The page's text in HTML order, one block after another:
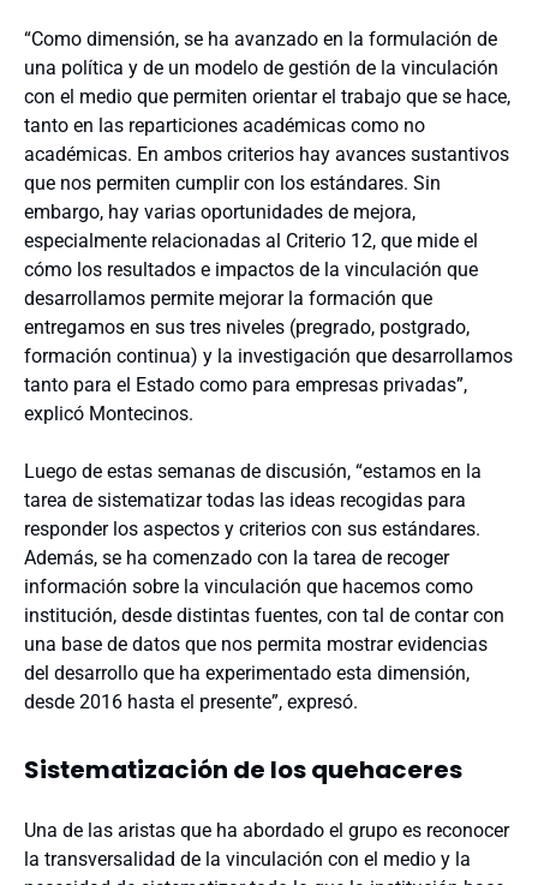
“Como dimensión, se ha avanzado en la formulación de
una política y de un modelo de gestión de la vinculación
con el medio que permiten orientar el trabajo que se hace,
tanto en las reparticiones académicas como no
académicas. En ambos criterios hay avances sustantivos
que nos permiten cumplir con los estándares. Sin
embargo, hay varias oportunidades de mejora,
especialmente relacionadas al Criterio 12, que mide el
cómo los resultados e impactos de la vinculación que
desarrollamos permite mejorar la formación que
entregamos en sus tres niveles (pregrado, postgrado,
formación continua) y la investigación que desarrollamos
tanto para el Estado como para empresas privadas”,
explicó Montecinos.
Luego de estas semanas de discusión, “estamos en la
tarea de sistematizar todas las ideas recogidas para
responder los aspectos y criterios con sus estándares.
Además, se ha comenzado con la tarea de recoger
información sobre la vinculación que hacemos como
institución, desde distintas fuentes, con tal de contar con
una base de datos que nos permita mostrar evidencias
del desarrollo que ha experimentado esta dimensión,
desde 2016 hasta el presente”, expresó.
Sistematización de los quehaceres
Una de las aristas que ha abordado el grupo es reconocer
la transversalidad de la vinculación con el medio y la